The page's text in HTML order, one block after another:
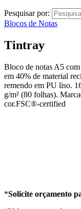
Pesquisar por:
Blocos de Notas
Tintray
Bloco de notas A5
em 40% de material
remendo em PU liso.
g/m² (80 folhas).
cor.FSC®-certified
*Solicite orçamento